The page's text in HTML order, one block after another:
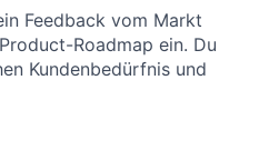
Feedback vom Markt
Roadmap ein. Du
Kundenbedürfnis und